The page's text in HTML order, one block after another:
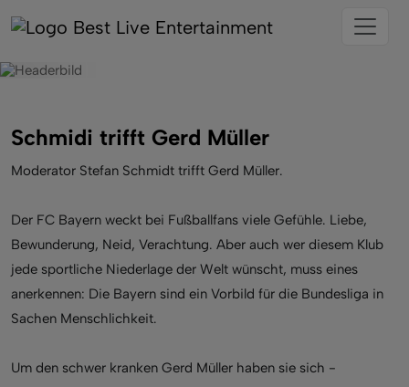
Schmidi trifft Gerd Müller
Moderator Stefan Schmidt trifft Gerd Müller.
Der FC Bayern weckt bei Fußballfans viele Gefühle. Liebe,
Bewunderung, Neid, Verachtung. Aber auch wer diesem Klub
jede sportliche Niederlage der Welt wünscht, muss eines
anerkennen: Die Bayern sind ein Vorbild für die Bundesliga in
Sachen Menschlichkeit.
Um den schwer kranken Gerd Müller haben sie sich -